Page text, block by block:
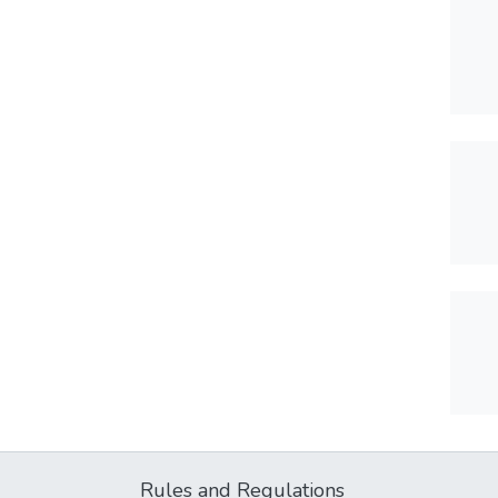
Rules and Regulations